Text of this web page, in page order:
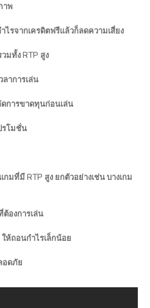
าพ
รจากเครดิตฟรีแล้วก็ลดความเสี่ยง
มทั้ง RTP สูง
าการเล่น
การขาดทุนก่อนเล่น
รโมชั่น
มที่มี RTP สูง ยกตัวอย่างเช่น บางเกม
องการเล่น
ห้ถอนกำไรเล็กน้อย
อดภัย